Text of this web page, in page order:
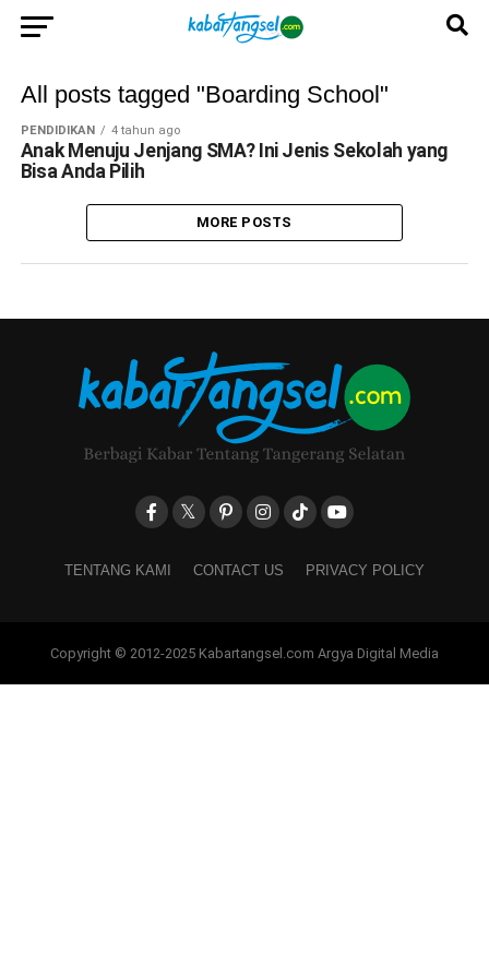
All posts tagged "Boarding School"
PENDIDIKAN 4 tahun ago
Anak Menuju Jenjang SMA? Ini Jenis Sekolah yang
Bisa Anda Pilih
MORE POSTS
TENTANG KAMI CONTACT US PRIVACY POLICY
Copyright © 2012-2025 Kabartangsel.com Argya Digital Media